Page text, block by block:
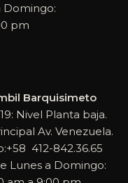
Domingo:
pm
Barquisimeto
Nivel Planta baja.
Av. Venezuela.
412-842.36.65
Lunes a Domingo: